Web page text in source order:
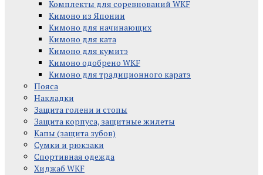
Комплекты для соревнований WKF
Кимоно из Японии
Кимоно для начинающих
Кимоно для ката
Кимоно для кумитэ
Кимоно одобрено WKF
Кимоно для традиционного каратэ
Пояса
Накладки
Защита голени и стопы
Защита корпуса, защитные жилеты
Капы (защита зубов)
Сумки и рюкзаки
Спортивная одежда
Хиджаб WKF